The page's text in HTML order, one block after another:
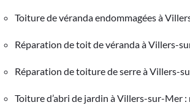
Toiture de véranda endommagées à
Réparation de toit de véranda à Villers-
Réparation de toiture de serre à Villers-
Toiture d’abri de jardin à Villers-sur-Mer